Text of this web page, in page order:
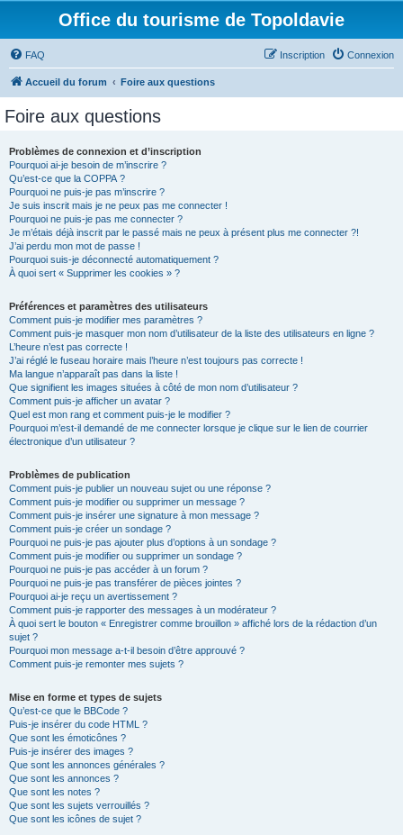
Office du tourisme de Topoldavie
FAQ Connexion
Inscription
Accueil du forum Foire aux questions
Foire aux questions
Problèmes de connexion et d’inscription
Pourquoi ai-je besoin de m’inscrire ?
Qu’est-ce que la COPPA ?
Pourquoi ne puis-je pas m’inscrire ?
Je suis inscrit mais je ne peux pas me connecter !
Pourquoi ne puis-je pas me connecter ?
Je m’étais déjà inscrit par le passé mais ne peux à présent plus me connecter ?!
J’ai perdu mon mot de passe !
Pourquoi suis-je déconnecté automatiquement ?
À quoi sert « Supprimer les cookies » ?
Préférences et paramètres des utilisateurs
Comment puis-je modifier mes paramètres ?
Comment puis-je masquer mon nom d’utilisateur de la liste des utilisateurs en ligne ?
L’heure n’est pas correcte !
J’ai réglé le fuseau horaire mais l’heure n’est toujours pas correcte !
Ma langue n’apparaît pas dans la liste !
Que signifient les images situées à côté de mon nom d’utilisateur ?
Comment puis-je afficher un avatar ?
Quel est mon rang et comment puis-je le modifier ?
Pourquoi m’est-il demandé de me connecter lorsque je clique sur le lien de courrier
électronique d’un utilisateur ?
Problèmes de publication
Comment puis-je publier un nouveau sujet ou une réponse ?
Comment puis-je modifier ou supprimer un message ?
Comment puis-je insérer une signature à mon message ?
Comment puis-je créer un sondage ?
Pourquoi ne puis-je pas ajouter plus d’options à un sondage ?
Comment puis-je modifier ou supprimer un sondage ?
Pourquoi ne puis-je pas accéder à un forum ?
Pourquoi ne puis-je pas transférer de pièces jointes ?
Pourquoi ai-je reçu un avertissement ?
Comment puis-je rapporter des messages à un modérateur ?
À quoi sert le bouton « Enregistrer comme brouillon » affiché lors de la rédaction d’un
sujet ?
Pourquoi mon message a-t-il besoin d’être approuvé ?
Comment puis-je remonter mes sujets ?
Mise en forme et types de sujets
Qu’est-ce que le BBCode ?
Puis-je insérer du code HTML ?
Que sont les émoticônes ?
Puis-je insérer des images ?
Que sont les annonces générales ?
Que sont les annonces ?
Que sont les notes ?
Que sont les sujets verrouillés ?
Que sont les icônes de sujet ?